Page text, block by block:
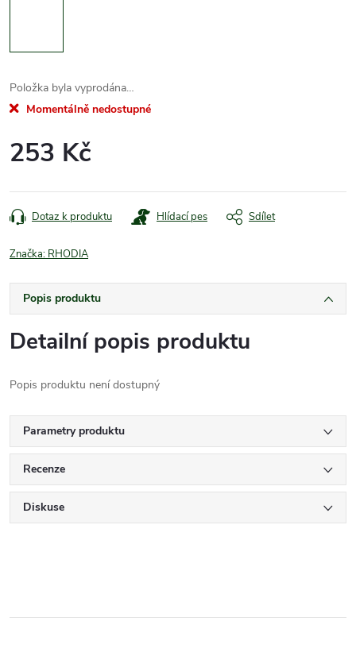
Položka byla vyprodána…
Momentálně nedostupné
253 Kč
cena:
Dotaz k produktu Hlídací pes Sdílet
Značka: RHODIA
Popis produktu
Detailní popis produktu
Popis produktu není dostupný
Parametry produktu
Recenze
Diskuse